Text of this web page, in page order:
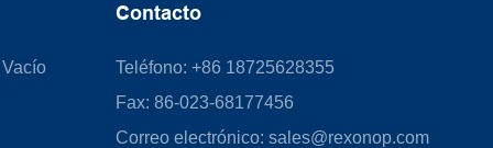
Contacto
Teléfono: +86 18725628355
Fax: 86-023-68177456
Correo electrónico: sales@rexonop.com